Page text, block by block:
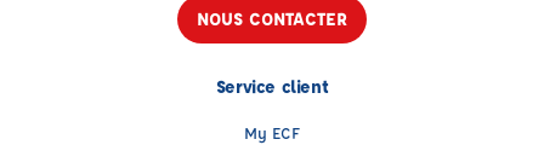
NOUS CONTACTER
Service client
My ECF